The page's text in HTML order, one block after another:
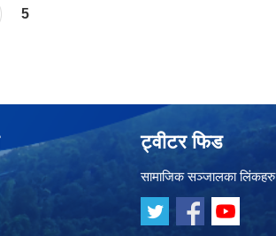
5
ट्वीटर फिड
सामाजिक सञ्जालका लिंकहरु